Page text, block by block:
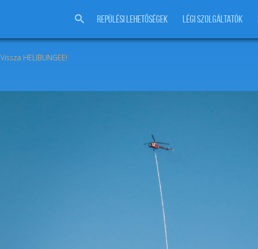
REPÜLÉSI LEHETŐSÉGEK LÉGI SZOLGÁLTATÓK
Vissza HELIBUNGEE!